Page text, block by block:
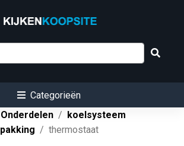
Categorieën
Onderdelen
koelsysteem
thermostaat